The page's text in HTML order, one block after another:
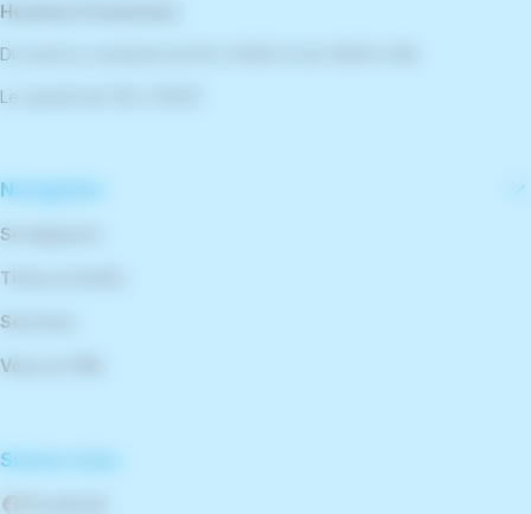
Horaires d'ouverture
Du lundi au vendredi de 9h à 12h30 et de 13h30 à 18h
Le samedi de 10h à 12h30
Navigation
Se déplacer
Titres et tarifs
Services
Vous et TBK
Suivez-nous